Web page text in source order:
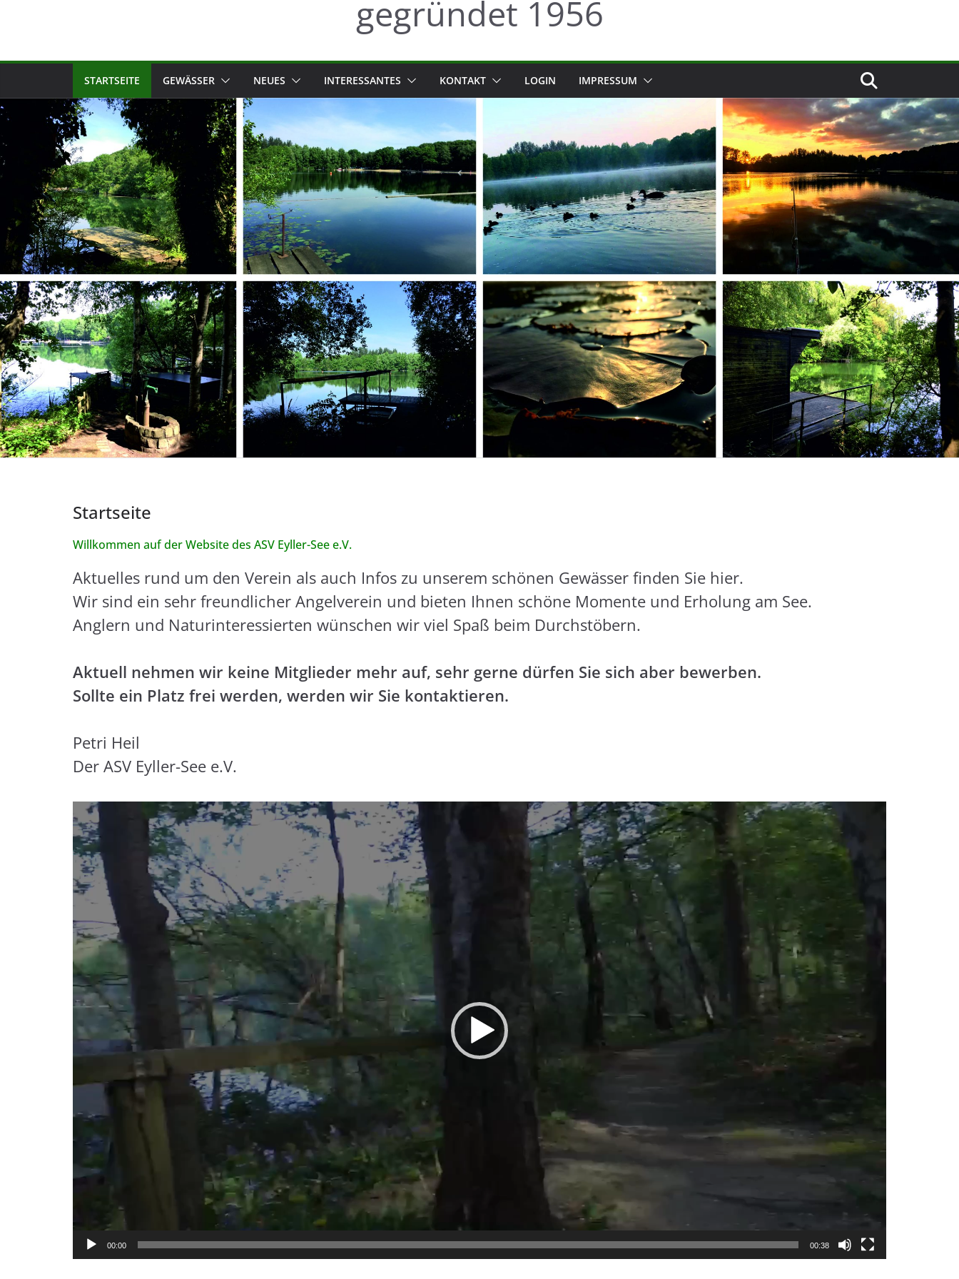
gegründet 1956
STARTSEITE GEWÄSSER NEUES INTERESSANTES KONTAKT LOGIN IMPRESSUM
Startseite
Willkommen auf der Website des ASV Eyller-See e.V.
Aktuelles rund um den Verein als auch Infos zu unserem schönen Gewässer finden Sie hier.
Wir sind ein sehr freundlicher Angelverein und bieten Ihnen schöne Momente und Erholung am See.
Anglern und Naturinteressierten wünschen wir viel Spaß beim Durchstöbern.
Aktuell nehmen wir keine Mitglieder mehr auf, sehr gerne dürfen Sie sich aber bewerben.
Sollte ein Platz frei werden, werden wir Sie kontaktieren.
Petri Heil
Der ASV Eyller-See e.V.
Video-
Player
00:00 00:38